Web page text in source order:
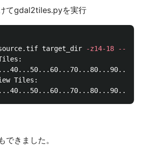
てgdal2tiles.pyを実行
target_dir -z14-18
--xyz
Tiles:
できました。